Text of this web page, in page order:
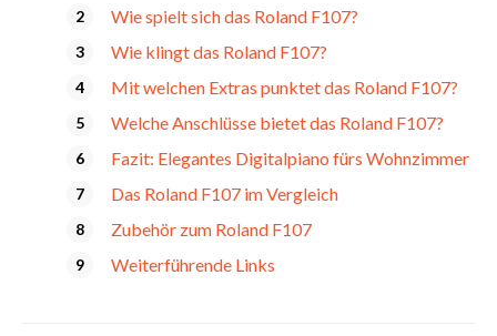
Wie spielt sich das Roland F107?
Wie klingt das Roland F107?
Mit welchen Extras punktet das Roland F107?
Welche Anschlüsse bietet das Roland F107?
Fazit: Elegantes Digitalpiano fürs Wohnzimmer
Das Roland F107 im Vergleich
Zubehör zum Roland F107
Weiterführende Links